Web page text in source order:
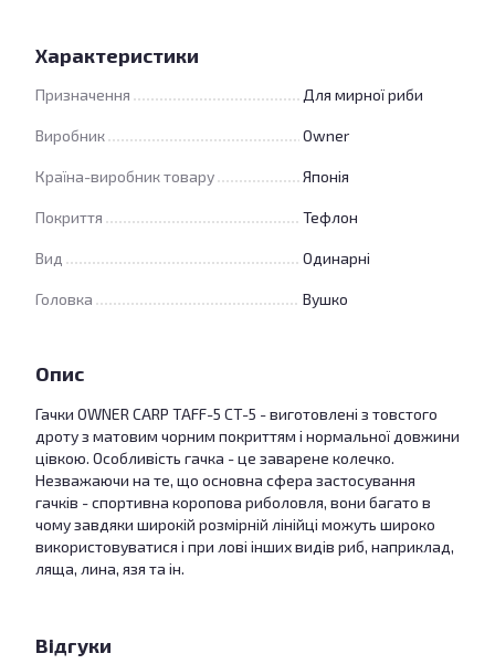
Характеристики
Призначення Для мирної риби
Виробник Owner
Країна-виробник товару Японія
Покриття Тефлон
Вид Одинарні
Головка Вушко
Опис
Гачки OWNER CARP TAFF-5 CT-5 - виготовлені з товстого
дроту з матовим чорним покриттям і нормальної довжини
цівкою. Особливість гачка - це заварене колечко.
Незважаючи на те, що основна сфера застосування
гачків - спортивна коропова риболовля, вони багато в
чому завдяки широкій розмірній лінійці можуть широко
використовуватися і при лові інших видів риб, наприклад,
ляща, лина, язя та ін.
Відгуки